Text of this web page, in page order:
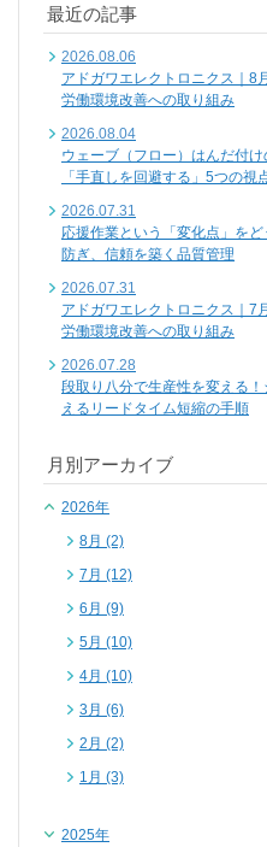
最近の記事
2026.08.06
アドガワエレクトロニクス｜8
労働環境改善への取り組み
2026.08.04
ウェーブ（フロー）はんだ付
「手直しを回避する」5つの視
2026.07.31
応援作業という「変化点」を
防ぎ、信頼を築く品質管理
2026.07.31
アドガワエレクトロニクス｜7
労働環境改善への取り組み
2026.07.28
段取り八分で生産性を変える
えるリードタイム短縮の手順
月別アーカイブ
2026年
8月 (2)
7月 (12)
6月 (9)
5月 (10)
4月 (10)
3月 (6)
2月 (2)
1月 (3)
2025年